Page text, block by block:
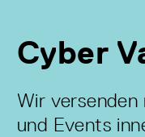
Cyber
Wir versenden
und Events